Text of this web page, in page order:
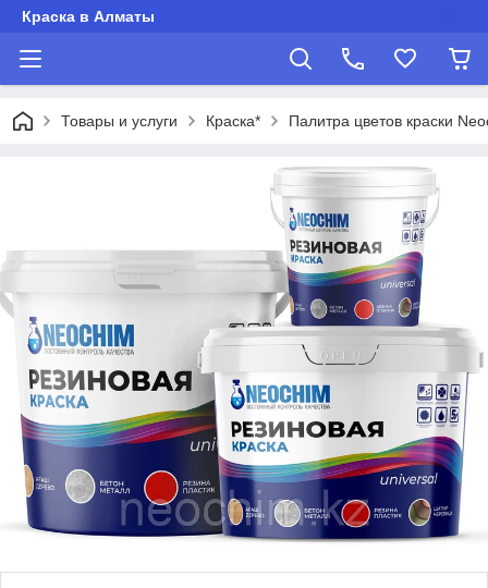
Краска в Алматы
Товары и услуги Краска* Палитра цветов краски